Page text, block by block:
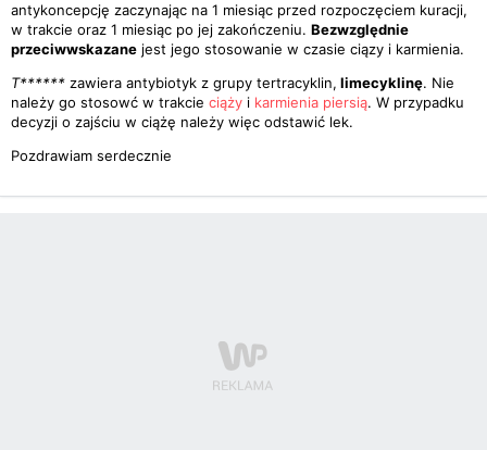
antykoncepcję zaczynając na 1 miesiąc przed rozpoczęciem kuracji,
w trakcie oraz 1 miesiąc po jej zakończeniu. Bezwzględnie
przeciwwskazane jest jego stosowanie w czasie ciązy i karmienia.
T****** zawiera antybiotyk z grupy tertracyklin, limecyklinę. Nie
należy go stosowć w trakcie ciąży i karmienia piersią. W przypadku
decyzji o zajściu w ciążę należy więc odstawić lek.
Pozdrawiam serdecznie